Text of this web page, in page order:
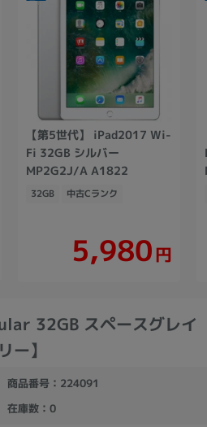
【第5世代】 iPad2017 Wi-
Fi 32GB シルバー
MP2G2J/A A1822
32GB 中古Cランク
5,980円
32GB スペースグレイ
】
商品番号：224091
在庫数：0